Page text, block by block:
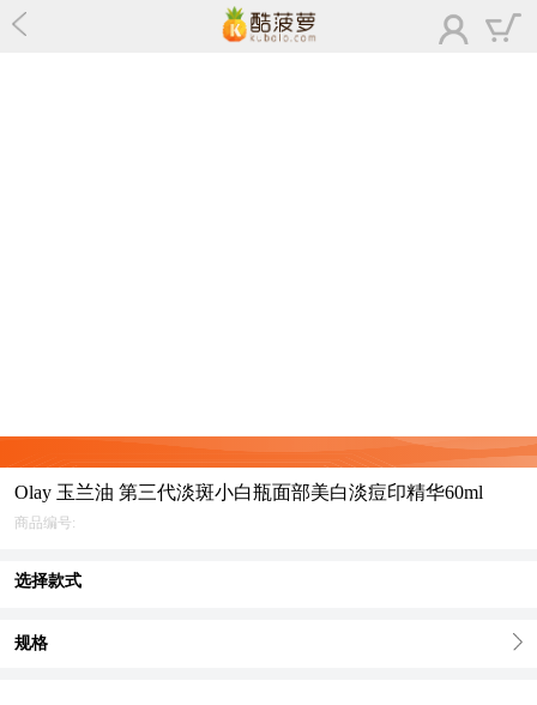
Olay 玉兰油 第三代淡斑小白瓶面部美白淡痘印精华60ml
商品编号:
选择款式
规格